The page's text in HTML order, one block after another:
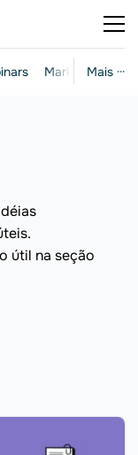
Mais ···
Marketing e
útil na seção